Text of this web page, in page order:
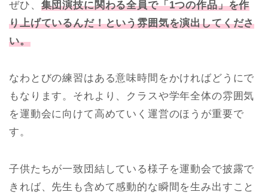
ぜひ、 集団演技に関わる全員で「1つの作品」を作
り上げているんだ！という雰囲気を演出してくださ
い。
なわとびの練習はある意味時間をかければどうにで
もなります。それより、クラスや学年全体の雰囲気
を運動会に向けて高めていく運営のほうが重要で
す。
子供たちが一致団結している様子を運動会で披露で
きれば、先生も含めて感動的な瞬間を生み出すこと